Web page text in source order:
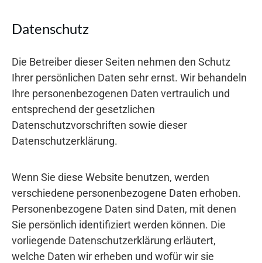
Datenschutz
Die Betreiber dieser Seiten nehmen den Schutz
Ihrer persönlichen Daten sehr ernst. Wir behandeln
Ihre personenbezogenen Daten vertraulich und
entsprechend der gesetzlichen
Datenschutzvorschriften sowie dieser
Datenschutzerklärung.
Wenn Sie diese Website benutzen, werden
verschiedene personenbezogene Daten erhoben.
Personenbezogene Daten sind Daten, mit denen
Sie persönlich identifiziert werden können. Die
vorliegende Datenschutzerklärung erläutert,
welche Daten wir erheben und wofür wir sie